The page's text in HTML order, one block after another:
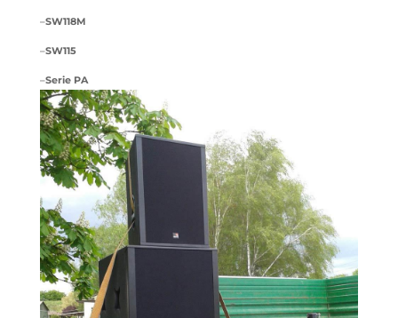
–SW118M
–SW115
–Serie PA